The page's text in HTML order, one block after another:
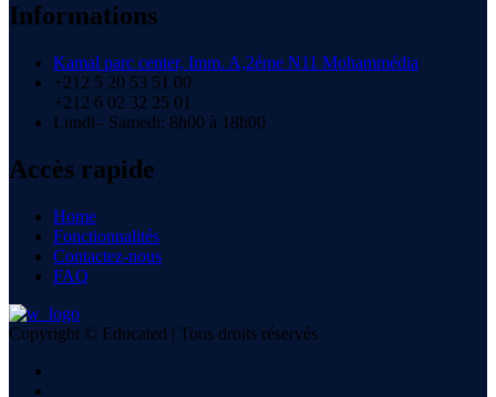
Informations
Kamal parc center, Imm. A,2éme N11 Mohammédia
+212 5 20 53 51 00
+212 6 02 32 25 01
Lundi– Samedi: 8h00 à 18h00
Accès rapide
Home
Fonctionnalités
Contactez-nous
FAQ
Copyright © Educated | Tous droits réservés